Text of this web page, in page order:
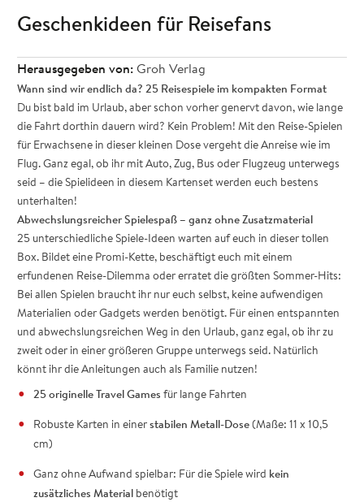
Geschenkideen für Reisefans
Herausgegeben von:Groh Verlag
Wann sind wir endlich da? 25 Reisespiele im kompakten Format
Du bist bald im Urlaub, aber schon vorher genervt davon, wie lange
die Fahrt dorthin dauern wird? Kein Problem! Mit den Reise-Spielen
für Erwachsene in dieser kleinen Dose vergeht die Anreise wie im
Flug. Ganz egal, ob ihr mit Auto, Zug, Bus oder Flugzeug unterwegs
seid – die Spielideen in diesem Kartenset werden euch bestens
unterhalten!
Abwechslungsreicher Spielespaß – ganz ohne Zusatzmaterial
25 unterschiedliche Spiele-Ideen warten auf euch in dieser tollen
Box. Bildet eine Promi-Kette, beschäftigt euch mit einem
erfundenen Reise-Dilemma oder erratet die größten Sommer-Hits:
Bei allen Spielen braucht ihr nur euch selbst, keine aufwendigen
Materialien oder Gadgets werden benötigt. Für einen entspannten
und abwechslungsreichen Weg in den Urlaub, ganz egal, ob ihr zu
zweit oder in einer größeren Gruppe unterwegs seid. Natürlich
könnt ihr die Anleitungen auch als Familie nutzen!
25 originelle Travel Games für lange Fahrten
Robuste Karten in einerstabilen Metall-Dose(Maße: 11 x 10,5
cm)
Ganz ohne Aufwand spielbar: Für die Spiele wird kein
zusätzliches Materialbenötigt